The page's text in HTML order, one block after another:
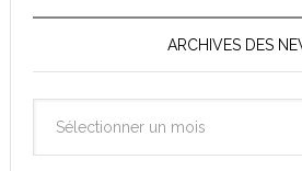
ARCHIVES DES
des
News